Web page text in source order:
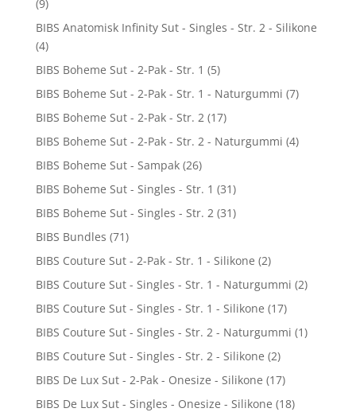
(9)
BIBS Anatomisk Infinity Sut - Singles - Str. 2 - Silikone
(4)
BIBS Boheme Sut - 2-Pak - Str. 1 (5)
BIBS Boheme Sut - 2-Pak - Str. 1 - Naturgummi (7)
BIBS Boheme Sut - 2-Pak - Str. 2 (17)
BIBS Boheme Sut - 2-Pak - Str. 2 - Naturgummi (4)
BIBS Boheme Sut - Sampak (26)
BIBS Boheme Sut - Singles - Str. 1 (31)
BIBS Boheme Sut - Singles - Str. 2 (31)
BIBS Bundles (71)
BIBS Couture Sut - 2-Pak - Str. 1 - Silikone (2)
BIBS Couture Sut - Singles - Str. 1 - Naturgummi (2)
BIBS Couture Sut - Singles - Str. 1 - Silikone (17)
BIBS Couture Sut - Singles - Str. 2 - Naturgummi (1)
BIBS Couture Sut - Singles - Str. 2 - Silikone (2)
BIBS De Lux Sut - 2-Pak - Onesize - Silikone (17)
BIBS De Lux Sut - Singles - Onesize - Silikone (18)